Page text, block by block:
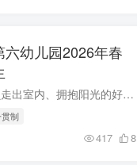
幼儿园2026年春
春暖花开，正是带宝贝走出室内、拥抱阳光的好时节。四月，瀛海六幼将活动场地延伸至户外操场，让宝贝在大自然中尽情奔跑、快乐成长。五场精彩活动，期待您的参与！ 四月活动内容抢先...
制
417 8